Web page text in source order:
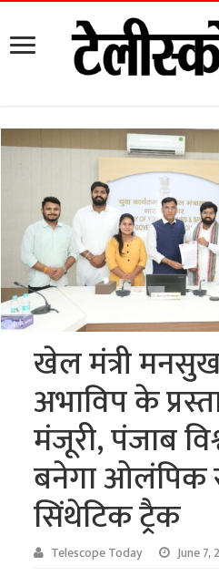
खेल मंत्री
अभाविप के
मंजूरी, पंजाब
बनेगा ओलंपिक
सिंथेटिक ट्रैक
Telescope Today June 7,